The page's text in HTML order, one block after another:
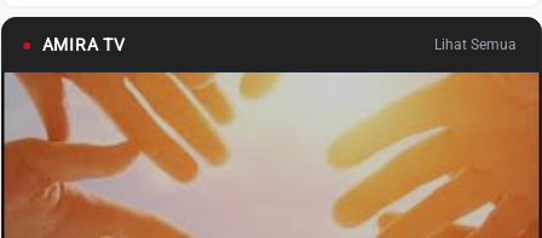
● AMIRA TV Lihat Semua